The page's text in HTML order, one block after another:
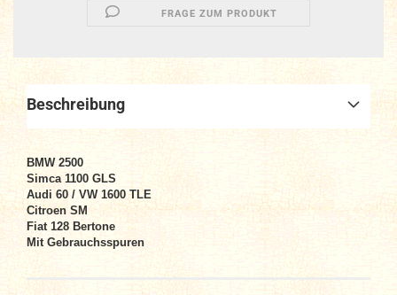
FRAGE ZUM PRODUKT
Beschreibung
BMW 2500
Simca 1100 GLS
Audi 60 / VW 1600 TLE
Citroen SM
Fiat 128 Bertone
Mit Gebrauchsspuren